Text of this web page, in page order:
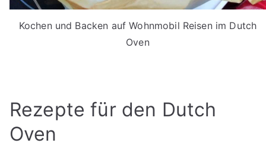
Kochen und Backen auf Wohnmobil Reisen im Dutch
Oven
Rezepte für den Dutch
Oven